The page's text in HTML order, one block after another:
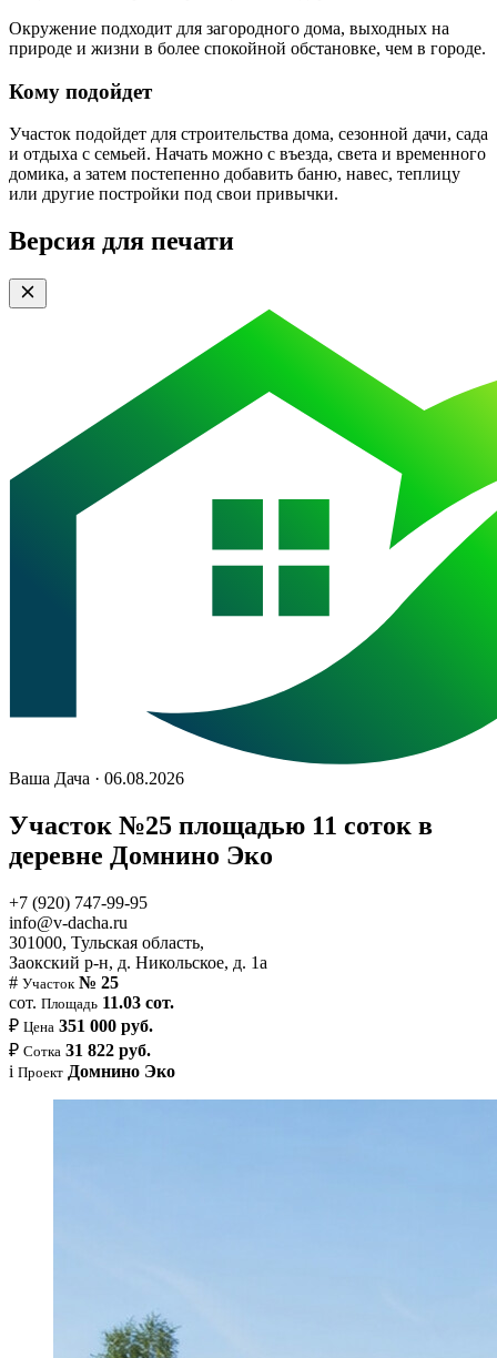
Окружение подходит для загородного дома, выходных на
природе и жизни в более спокойной обстановке, чем в городе.
Кому подойдет
Участок подойдет для строительства дома, сезонной дачи, сада
и отдыха с семьей. Начать можно с въезда, света и временного
домика, а затем постепенно добавить баню, навес, теплицу
или другие постройки под свои привычки.
Версия для печати
Ваша Дача · 06.08.2026
Участок №25 площадью 11 соток в
деревне Домнино Эко
+7 (920) 747-99-95
info@v-dacha.ru
301000, Тульская область,
Заокский р-н, д. Никольское, д. 1а
# Участок № 25
сот. Площадь 11.03 сот.
₽ Цена 351 000 руб.
₽ Сотка 31 822 руб.
i Проект Домнино Эко